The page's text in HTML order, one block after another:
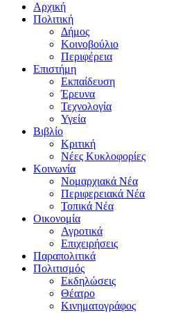
Αρχική
Πολιτική
Δήμος
Κοινοβούλιο
Περιφέρεια
Επιστήμη
Εκπαίδευση
Έρευνα
Τεχνολογία
Υγεία
Βιβλίο
Κριτική
Νέες Κυκλοφορίες
Κοινωνία
Νομαρχιακά Νέα
Περιφερειακά Νέα
Τοπικά Νέα
Οικονομία
Αγροτικά
Επιχειρήσεις
Παραπολιτικά
Πολιτισμός
Εκδηλώσεις
Θέατρο
Κινηματογράφος